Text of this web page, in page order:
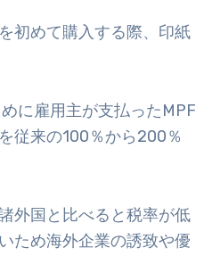
初めて購入する際、印紙
に雇用主が支払ったMPF
従来の100％から200％
外国と比べると税率が低
ため海外企業の誘致や優